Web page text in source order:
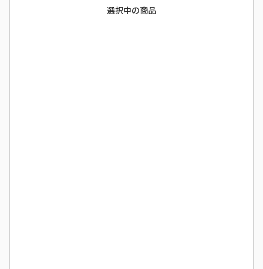
選択中の商品